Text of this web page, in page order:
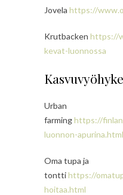
Jovela https://
Krutbacken https://
kevat-luonnossa
Urban
farminghttps://
luonnon-apurina.html
Oma tupa ja
tonttihttps://
hoitaa.html